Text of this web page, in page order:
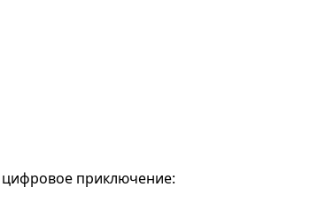
приключение: